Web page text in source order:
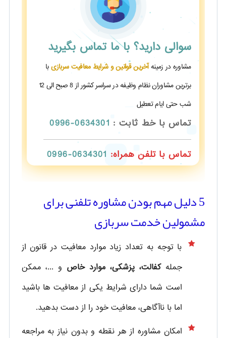
سوالی دارید؟ با ما تماس بگیرید
مشاوره در زمینهآخرین قوانین و شرایط معافیت سربازیبا
برترین مشاوران نظام وظیفه در سراسر کشور از 8 صبح الی 12
شب حتی ایام تعطیل
تماس با خط ثابت : 0634301-0996
تماس با تلفن همراه: 0634301-0996
5 دلیل مهم بودن مشاوره تلفنی برای
مشمولین خدمت سربازی
با توجه به تعداد زیاد موارد معافیت در قانون از
جملهکفالت، پزشکی، موارد خاص و ...، ممکن
است شما دارای شرایط یکی از معافیت ها باشید
اما با ناآگاهی، معافیت خود را از دست بدهید.
امکان مشاوره از هر نقطه و بدون نیاز به مراجعه